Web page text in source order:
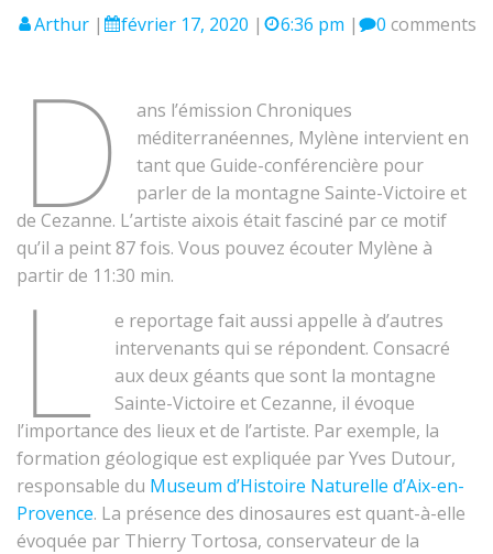
Arthur | février 17, 2020 | 6:36 pm | 0 comments
D
ans l’émission Chroniques
méditerranéennes, Mylène intervient en
tant que Guide-conférencière pour
parler de la montagne Sainte-Victoire et
de Cezanne. L’artiste aixois était fasciné par ce motif
qu’il a peint 87 fois. Vous pouvez écouter Mylène à
partir de 11:30 min.
L
e reportage fait aussi appelle à d’autres
intervenants qui se répondent. Consacré
aux deux géants que sont la montagne
Sainte-Victoire et Cezanne, il évoque
l’importance des lieux et de l’artiste. Par exemple, la
formation géologique est expliquée par Yves Dutour,
responsable du Museum d’Histoire Naturelle d’Aix-en-
Provence. La présence des dinosaures est quant-à-elle
évoquée par Thierry Tortosa, conservateur de la